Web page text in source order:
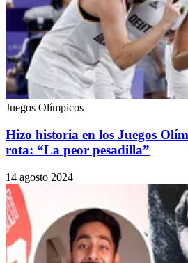
Juegos Olímpicos
Hizo historia en los Juegos
rota: “La peor pesadilla”
14 agosto 2024